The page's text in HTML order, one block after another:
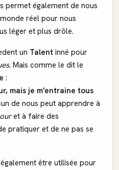
permet également de nous
réel pour nous
léger et plus drôle.
un Talent inné pour
. Mais comme le dit le
:
mais je m'entraine tous
de nous peut apprendre à
et à faire des
pratiquer et de ne pas se
être utilisée pour